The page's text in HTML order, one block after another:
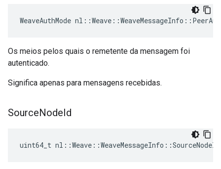
WeaveAuthMode
Os meios pelos quais o remetente da mensagem foi
autenticado.
Significa apenas para mensagens recebidas.
SourceNodeId
uint64_t nl::Weave::WeaveMessageInfo::SourceNodeId